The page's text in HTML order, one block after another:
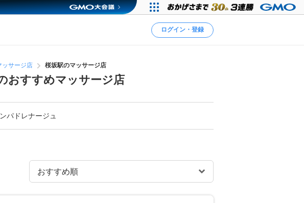
ログイン・登録
ッサージ店 桜坂駅のマッサージ店
おすすめマッサージ店
パドレナージュ